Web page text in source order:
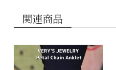
関連商品